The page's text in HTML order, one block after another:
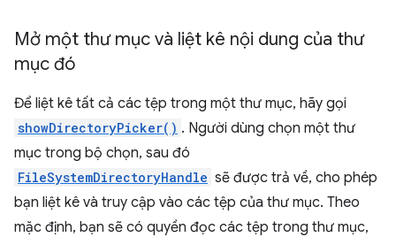
Mở một thư mục và liệt kê nội dung của thư
mục đó
Để liệt kê tất cả các tệp trong một thư mục, hãy gọi
showDirectoryPicker() . Người dùng chọn một thư
mục trong bộ chọn, sau đó
FileSystemDirectoryHandle sẽ được trả về, cho phép
bạn liệt kê và truy cập vào các tệp của thư mục. Theo
mặc định, bạn sẽ có quyền đọc các tệp trong thư mục,